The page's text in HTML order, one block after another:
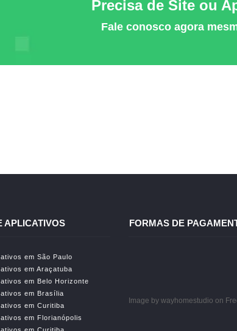
Precisa de Site ou
Fale conosco agora
APLICATIVOS
em São Paulo
em Araçatuba
em Belo Horizonte
em Brasília
em Curitiba
em Florianópolis
FORMAS DE
Image by wayhomestudio on